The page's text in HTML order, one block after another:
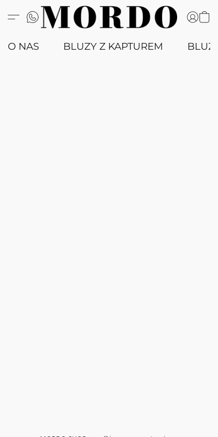
O NAS BLUZY Z KAPTUREM